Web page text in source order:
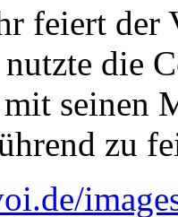
feiert der
die
seinen
zu